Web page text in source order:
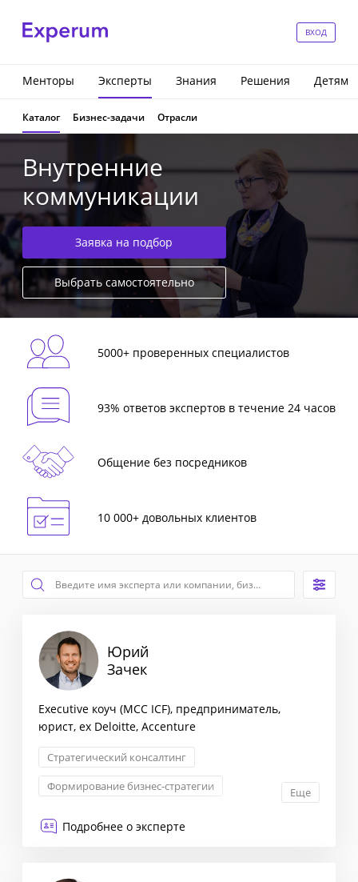
ВХОД
Менторы Эксперты Знания Решения Детям
Каталог Бизнес-задачи Отрасли
Внутренние
коммуникации
Заявка на подбор
Выбрать самостоятельно
5000+ проверенных специалистов
93% ответов экспертов в течение 24 часов
Общение без посредников
10 000+ довольных клиентов
Юрий
Зачек
Executive коуч (MCC ICF), предприниматель,
юрист, ex Deloitte, Accenture
Стратегический консалтинг
Формирование бизнес-стратегии
Еще
Подробнее о эксперте